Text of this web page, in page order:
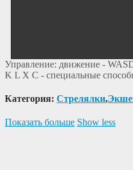
Управление: движение -
K L X C - специальные
Категория: Cтрелялки,
Показать больше Show less